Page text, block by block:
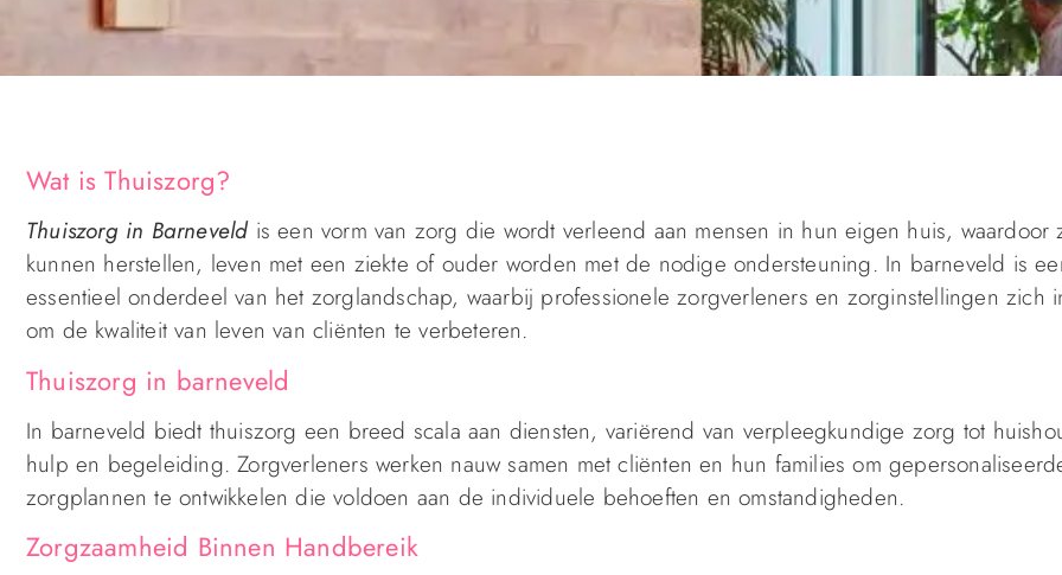
Wat is Thuiszorg?
Thuiszorg in Barneveldis een vorm van zorg die wordt verleend aan mensen in hun eigen huis, waardoor
kunnen herstellen, leven met een ziekte of ouder worden met de nodige ondersteuning. In barneveld is
essentieel onderdeel van het zorglandschap, waarbij professionele zorgverleners en zorginstellingen zich
om de kwaliteit van leven van cliënten te verbeteren.
Thuiszorg in barneveld
In barneveld biedt thuiszorg een breed scala aan diensten, variërend van verpleegkundige zorg tot
hulp en begeleiding. Zorgverleners werken nauw samen met cliënten en hun families om
zorgplannen te ontwikkelen die voldoen aan de individuele behoeften en omstandigheden.
Zorgzaamheid Binnen Handbereik